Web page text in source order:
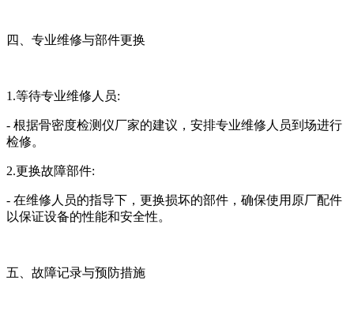
四、专业维修与部件更换
1.等待专业维修人员:
- 根据骨密度检测仪厂家的建议，安排专业维修人员到场进行
检修。
2.更换故障部件:
- 在维修人员的指导下，更换损坏的部件，确保使用原厂配件
以保证设备的性能和安全性。
五、故障记录与预防措施